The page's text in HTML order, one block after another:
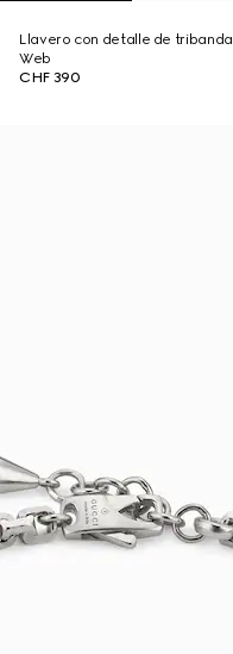
Llavero con detalle de tribanda
Web
CHF 390